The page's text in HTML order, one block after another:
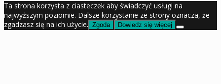
Ta strona korzysta z ciasteczek aby świadczyć usługi na
najwyższym poziomie. Dalsze korzystanie ze strony oznacza, że
zgadzasz się na ich użycie. Zgoda Dowiedz się więcej